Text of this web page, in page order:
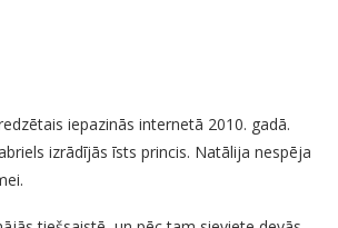
iepazinās internetā 2010. gadā.
izrādījās īsts princis. Natālija nespēja